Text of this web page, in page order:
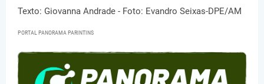
Texto: Giovanna Andrade - Foto: Evandro Seixas-DPE/AM
PORTAL PANORAMA PARINTINS